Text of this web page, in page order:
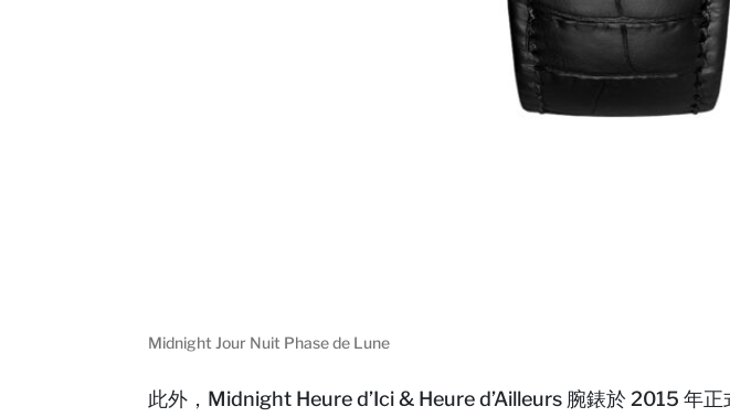
Midnight Jour Nuit Phase de Lune
此外，Midnight Heure d’Ici & Heure d’Ailleurs 腕錶於 2015 年